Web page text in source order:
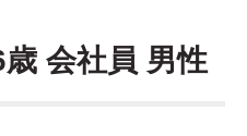
会社員 男性